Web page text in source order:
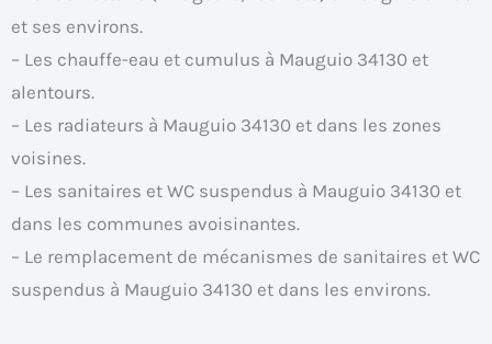
et ses environs.
– Les chauffe-eau et cumulus à Mauguio 34130 et
alentours.
– Les radiateurs à Mauguio 34130 et dans les zones
voisines.
– Les sanitaires et WC suspendus à Mauguio 34130 et
dans les communes avoisinantes.
– Le remplacement de mécanismes de sanitaires et WC
suspendus à Mauguio 34130 et dans les environs.